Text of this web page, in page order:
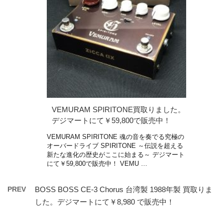
VEMURAM SPIRITONE買取りました。
デジマートにて￥59,800で販売中！
VEMURAM SPIRITONE 魂の音を奏でる究極の
オーバードライブ SPIRITONE ～伝説を超える
新たな進化の歴史がここに始まる～ デジマート
にて￥59,800で販売中！ VEMU …
PREV
BOSS BOSS CE-3 Chorus 台湾製 1988年製 買取りま
した。デジマートにて￥8,980 で販売中！